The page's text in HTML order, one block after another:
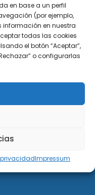
en base a un perfil
(por ejemplo,
información en nuestra
todas las cookies
el botón “Aceptar”,
o configurarlas
Impressum
abogados
materias de
de 50 años al